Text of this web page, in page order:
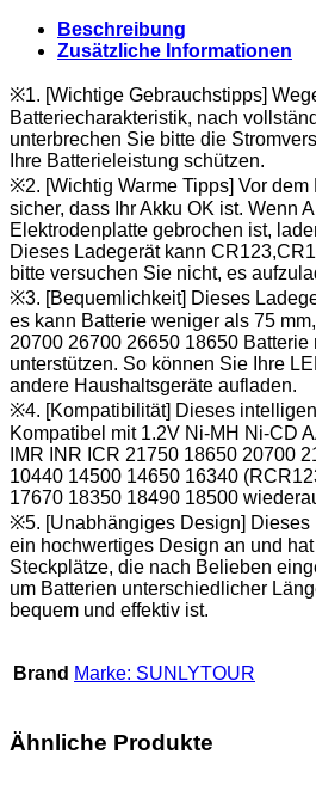
Beschreibung
Zusätzliche Informationen
※1. [Wichtige Gebrauchstipps]
Batteriecharakteristik, nach
unterbrechen Sie bitte die
Ihre Batterieleistung schützen.
※2. [Wichtig Warme Tipps] Vor
sicher, dass Ihr Akku OK ist. Wenn
Elektrodenplatte gebrochen ist,
Dieses Ladegerät kann
bitte versuchen Sie nicht, es
※3. [Bequemlichkeit] Dieses
es kann Batterie weniger als 75
20700 26700 26650 18650
unterstützen. So können Sie Ihre
andere Haushaltsgeräte aufladen.
※4. [Kompatibilität] Dieses
Kompatibel mit 1.2V Ni-MH Ni-CD
IMR INR ICR 21750 18650 20700
10440 14500 14650 16340
17670 18350 18490 18500
※5. [Unabhängiges Design] Dieses
ein hochwertiges Design an und
Steckplätze, die nach Belieben
um Batterien unterschiedlicher
bequem und effektiv ist.
Brand Marke: SUNLYTOUR
Ähnliche Produkte